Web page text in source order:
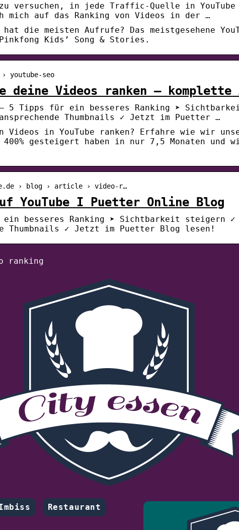
versuchen, in jede Traffic-Quelle in
mich auf das Ranking von Videos in der …
hat die meisten Aufrufe? Das meistgesehene
Kids’ Song & Stories.
youtube-seo
deine Videos ranken –
– 5 Tipps für ein besseres Ranking ➤
Thumbnails ✓ Jetzt im Puetter …
Videos in YouTube ranken? Erfahre wie wir
400% gesteigert haben in nur 7,5 Monaten und
› blog › article › video-r…
YouTube I Puetter Online Blog
ein besseres Ranking ➤ Sichtbarkeit steigern ✓
Thumbnails ✓ Jetzt im Puetter Blog lesen!
ranking
Restaurant